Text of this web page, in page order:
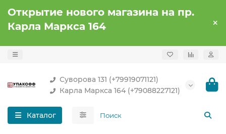
Открытие нового магазина на пр.
Карла Маркса 164
Суворова 131 (+79919071121)
Карла Маркса 164 (+79088227121)
Каталог